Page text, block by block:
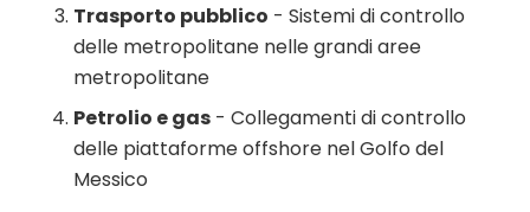
Trasporto pubblico - Sistemi di controllo
delle metropolitane nelle grandi aree
metropolitane
Petrolio e gas - Collegamenti di controllo
delle piattaforme offshore nel Golfo del
Messico